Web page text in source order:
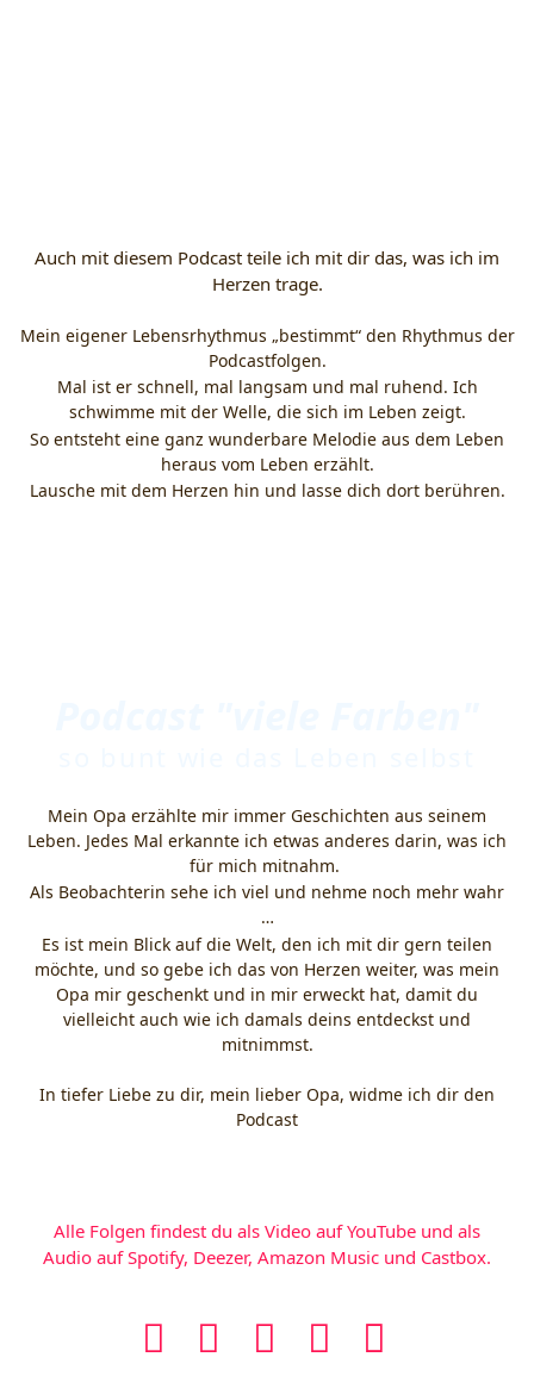
Auch mit diesem Podcast teile ich mit dir das, was ich im
Herzen trage.
Mein eigener Lebensrhythmus „bestimmt“ den Rhythmus der
Podcastfolgen.
Mal ist er schnell, mal langsam und mal ruhend. Ich
schwimme mit der Welle, die sich im Leben zeigt.
So entsteht eine ganz wunderbare Melodie aus dem Leben
heraus vom Leben erzählt.
Lausche mit dem Herzen hin und lasse dich dort berühren.
Mein Opa erzählte mir immer Geschichten aus seinem
Leben. Jedes Mal erkannte ich etwas anderes darin, was ich
für mich mitnahm.
Als Beobachterin sehe ich viel und nehme noch mehr wahr
…
Es ist mein Blick auf die Welt, den ich mit dir gern teilen
möchte, und so gebe ich das von Herzen weiter, was mein
Opa mir geschenkt und in mir erweckt hat, damit du
vielleicht auch wie ich damals deins entdeckst und
mitnimmst.
In tiefer Liebe zu dir, mein lieber Opa, widme ich dir den
Podcast
Alle Folgen findest du als Video auf YouTube und als
Audio auf Spotify, Deezer, Amazon Music und Castbox.